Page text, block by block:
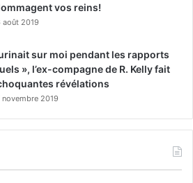
vos reins!
août 2019
sur moi pendant les rapports
», l’ex-compagne de R. Kelly fait
révélations
novembre 2019